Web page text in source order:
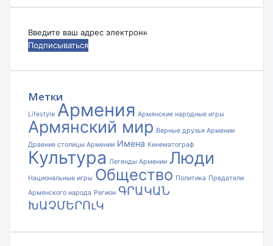
Введите
ваш
электронной
Метки
Lifestyle Армения Армянские народные игры
Армянский мир Верные друзья Армении
Дрвение столицы Армении Имена Кинематограф
Культура Легенды Армении Люди
Национальные игры Общество Политика Предатели
Армянского народа Регион ԳՐԱԿԱՆ
ԽԱՉՄԵՐՈւԿ